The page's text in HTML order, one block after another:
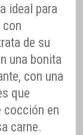
ideal para
de su
una bonita
con una
que
cocción en
carne.